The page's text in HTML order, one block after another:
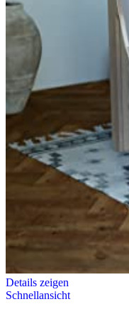
Details zeigen
Schnellansicht